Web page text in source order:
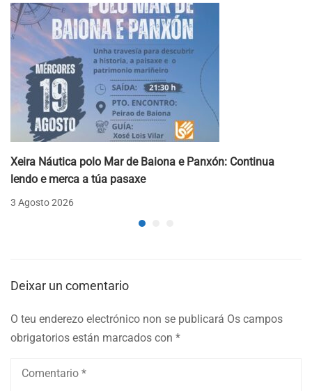
Xeira Náutica polo Mar de Baiona e Panxón: Continua
lendo e merca a túa pasaxe
3 Agosto 2026
Deixar un comentario
O teu enderezo electrónico non se publicará Os campos
obrigatorios están marcados con *